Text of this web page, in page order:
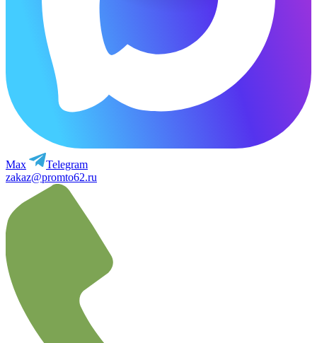
Max
Telegram
zakaz@promto62.ru